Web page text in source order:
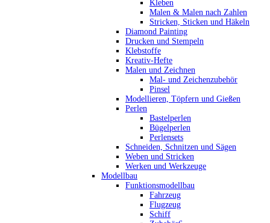
Kleben
Malen & Malen nach Zahlen
Stricken, Sticken und Häkeln
Diamond Painting
Drucken und Stempeln
Klebstoffe
Kreativ-Hefte
Malen und Zeichnen
Mal- und Zeichenzubehör
Pinsel
Modellieren, Töpfern und Gießen
Perlen
Bastelperlen
Bügelperlen
Perlensets
Schneiden, Schnitzen und Sägen
Weben und Stricken
Werken und Werkzeuge
Modellbau
Funktionsmodellbau
Fahrzeug
Flugzeug
Schiff